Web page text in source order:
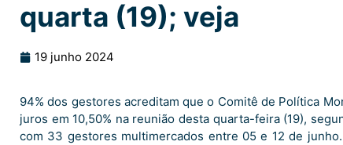
quarta (19); veja
19 junho 2024
94% dos gestores acreditam que o Comitê de Política
juros em 10,50% na reunião desta quarta-feira (19),
com 33 gestores multimercados entre 05 e 12 de